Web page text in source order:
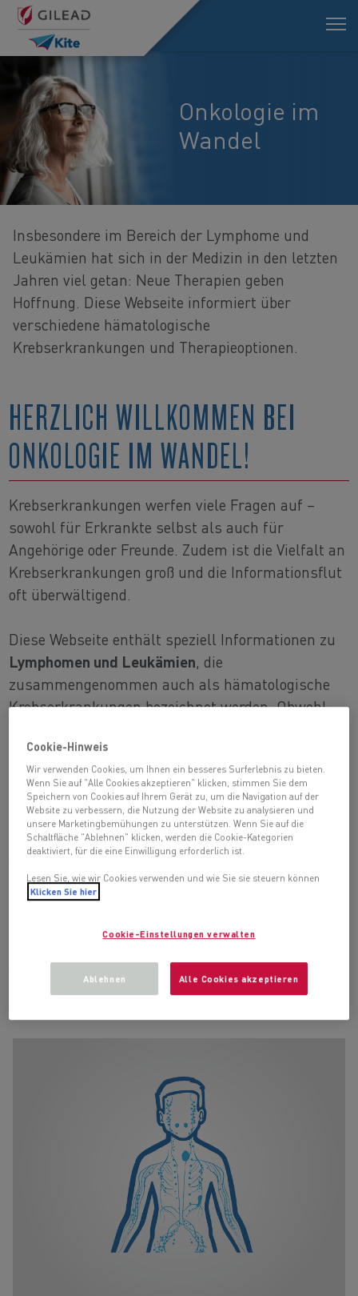
Onkologie im
Wandel
Insbesondere im Bereich der Lymphome und
Leukämien hat sich in der Medizin in den letzten
Jahren viel getan: Neue Therapien geben
Hoffnung. Diese Webseite informiert über
verschiedene hämatologische
Krebserkrankungen und Therapieoptionen.
HERZLICH WILLKOMMEN BEI
ONKOLOGIE IM WANDEL!
Krebserkrankungen werfen viele Fragen auf –
sowohl für Erkrankte selbst als auch für
Angehörige oder Freunde. Zudem ist die Vielfalt an
Krebserkrankungen groß und die Informationsflut
oft überwältigend.
Diese Webseite enthält speziell Informationen zu
Lymphomen und Leukämien, die
zusammengenommen auch als hämatologische
Krebserkrankungen bezeichnet werden. Obwohl
allgemein nur „
die genaue Unterform heutzutage eine bedeutende
Rolle, insbesondere wenn es um
Behandlungsoptionen geht.
Was der Unterschied zwischen einem Lymphom
und einer Leukämie ist, das Wichtigste zu
häufigen Erkrankungsformen und welche
Therapiemöglichkeiten es gibt, finden Sie
Cookie-Hinweis
Wir verwenden Cookies, um Ihnen ein besseres Surferlebnis zu bieten.
Wenn Sie auf "Alle Cookies akzeptieren" klicken, stimmen Sie dem
Speichern von Cookies auf Ihrem Gerät zu, um die Navigation auf der
Website zu verbessern, die Nutzung der Website zu analysieren und
unsere Marketingbemühungen zu unterstützen. Wenn Sie auf die
Schaltfläche "Ablehnen" klicken, werden die Cookie-Kategorien
deaktiviert, für die eine Einwilligung erforderlich ist.
Lesen Sie, wie wir Cookies verwenden und wie Sie sie steuern können
Klicken Sie hier
Cookie-Einstellungen verwalten
Ablehnen Alle Cookies akzeptieren